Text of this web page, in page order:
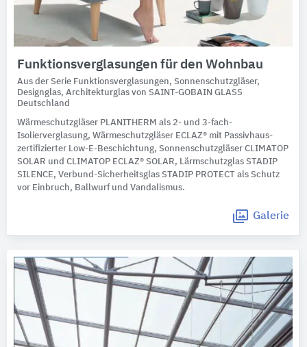
Funktionsverglasungen für den Wohnbau
Aus der Serie Funktionsverglasungen, Sonnenschutzgläser,
Designglas, Architekturglas von SAINT-GOBAIN GLASS
Deutschland
Wärmeschutzgläser PLANITHERM als 2- und 3-fach-
Isolierverglasung, Wärmeschutzgläser ECLAZ® mit Passivhaus-
zertifizierter Low-E-Beschichtung, Sonnenschutzgläser CLIMATOP
SOLAR und CLIMATOP ECLAZ® SOLAR, Lärmschutzglas STADIP
SILENCE, Verbund-Sicherheitsglas STADIP PROTECT als Schutz
vor Einbruch, Ballwurf und Vandalismus.
Galerie